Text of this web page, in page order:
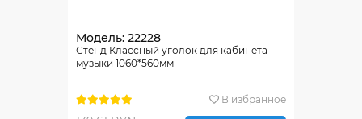
Модель: 22228
Стенд Классный уголок для кабинета
музыки 1060*560мм
В избранное